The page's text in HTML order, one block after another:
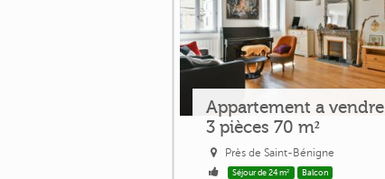
Appartement a vendre
3 pièces 70 m²
Près de Saint-Bénigne
Séjour de 24 m²
Balcon